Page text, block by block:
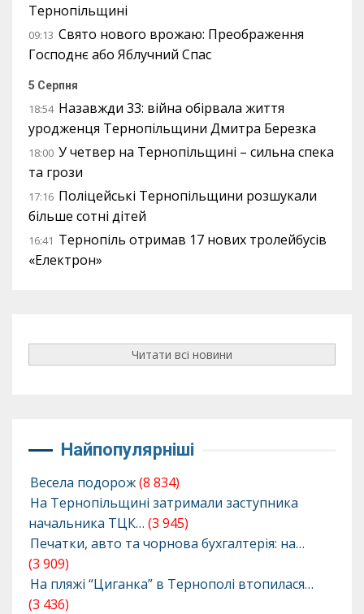
Тернопільщині
09:13 Свято нового врожаю: Преображення
Господнє або Яблучний Спас
5 Серпня
18:54 Назавжди 33: війна обірвала життя
уродженця Тернопільщини Дмитра Березка
18:00 У четвер на Тернопільщині – сильна спека
та грози
17:16 Поліцейські Тернопільщини розшукали
більше сотні дітей
16:41 Тернопіль отримав 17 нових тролейбусів
«Електрон»
Читати всі новини
Найпопулярніші
Весела подорож(8 834)
На Тернопільщині затримали заступника
начальника ТЦК… (3 945)
Печатки, авто та чорнова бухгалтерія: на…
(3 909)
На пляжі “Циганка” в Тернополі втопилася…
(3 436)